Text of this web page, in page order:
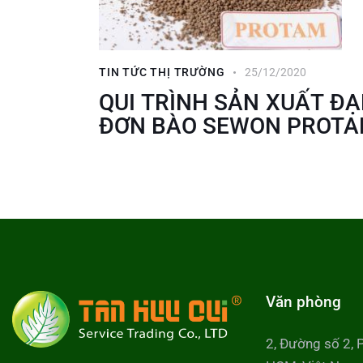
TIN TỨC THỊ TRƯỜNG 25/12/2020
QUI TRÌNH SẢN XUẤT
ĐƠN BÀO SEWON
Văn phòng
2, Đường số 2,